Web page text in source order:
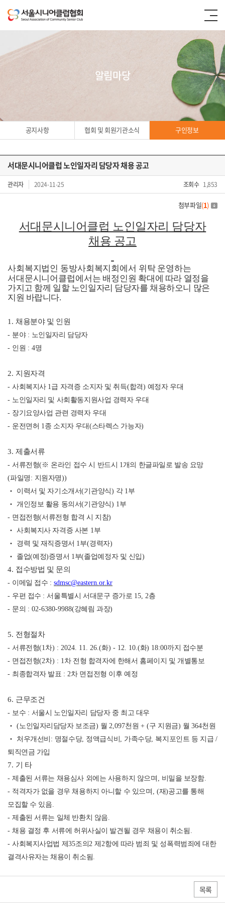
알림마당
공지사항 협회 및 회원기관소식 구인정보
구인정보
서대문시니어클럽 노인일자리 담당자 채용 공고
관리자 2024-11-25 조회수 1,853
첨부파일(1)
서대문시니어클럽 노인일자리 담당자
채용 공고
사회복지법인 동방사회복지회에서 위탁 운영하는
서대문시니어클럽에서는 배정인원 확대에 따라 열정을
가지고 함께 일할 노인일자리 담당자를 채용하오니 많은
지원 바랍니다.
1. 채용분야 및 인원
- 분야 : 노인일자리 담당자
- 인원 : 4명
2. 지원자격
- 사회복지사 1급 자격증 소지자 및 취득(합격) 예정자 우대
- 노인일자리 및 사회활동지원사업 경력자 우대
- 장기요양사업 관련 경력자 우대
- 운전면허 1종 소지자 우대 (스타렉스 가능자)
3. 제출서류
- 서류전형(※ 온라인 접수 시 반드시 1개의 한글파일로 발송 요망
(파일명 : 지원자명))
‧ 이력서 및 자기소개서(기관양식) 각 1부
‧ 개인정보 활용 동의서(기관양식) 1부
- 면접전형(서류전형 합격 시 지참)
‧ 사회복지사 자격증 사본 1부
‧ 경력 및 재직증명서 1부(경력자)
‧ 졸업(예정)증명서 1부(졸업예정자 및 신입)
4. 접수방법 및 문의
- 이메일 접수 :sdmsc@eastern.or.kr
- 우편 접수 :서울특별시 서대문구 증가로 15, 2층
- 문의 : 02-6380-9988(강혜림 과장)
5. 전형절차
- 서류전형(1차) : 2024. 11. 26.(화) - 12. 10.(화) 18:00까지 접수분
- 면접전형(2차) : 1차 전형 합격자에 한해서 홈페이지 및 개별통보
- 최종합격자 발표 : 2차 면접전형 이후 예정
6. 근무조건
- 보수 : 서울시 노인일자리 담당자 중 최고 대우
‧ (노인일자리담당자 보조금) 월2,097천원 + (구 지원금) 월 364천원
‧ 처우개선비 : 명절수당, 정액급식비 , 가족수당, 복지포인트 등 지급 /
퇴직연금 가입
7. 기 타
- 제출된 서류는 채용심사 외에는 사용하지 않으며 , 비밀을 보장함.
- 적격자가 없을 경우 채용하지 아니할 수 있으며 , (재)공고를 통해
모집할 수 있음.
- 제출된 서류는 일체 반환치 않음.
- 채용 결정 후 서류에 허위사실이 발견될 경우 채용이 취소됨 .
- 사회복지사업법 제35조의2제 2항에 따라 범죄 및 성폭력범죄에 대한
결격사유자는 채용이 취소됨.
목록